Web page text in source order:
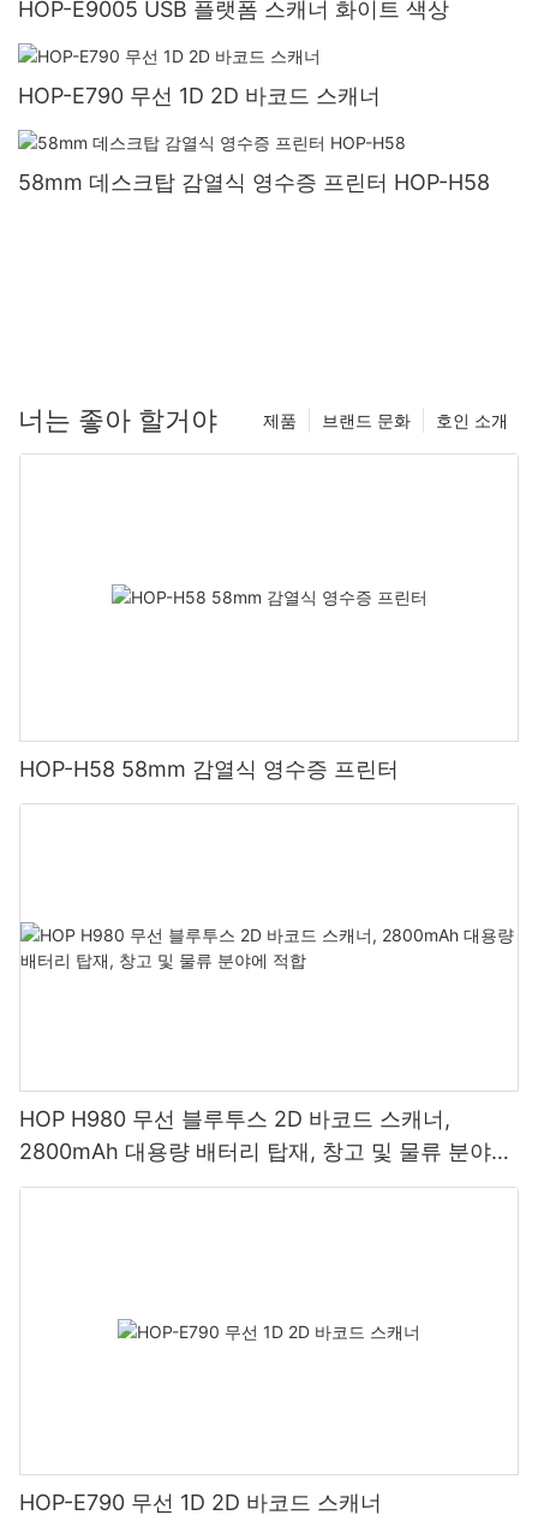
HOP-E9005 USB 플랫폼 스캐너 화이트 색상
HOP-E790 무선 1D 2D 바코드 스캐너
58mm 데스크탑 감열식 영수증 프린터 HOP-H58
너는 좋아 할거야 호인 소개
브랜드 문화
제품
HOP-H58 58mm 감열식 영수증 프린터
HOP H980 무선 블루투스 2D 바코드 스캐너,
2800mAh 대용량 배터리 탑재, 창고 및 물류 분야에
적합
HOP-E790 무선 1D 2D 바코드 스캐너